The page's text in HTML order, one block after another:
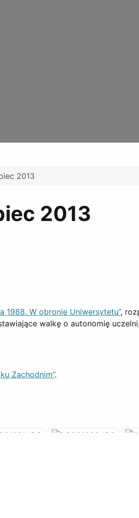
2013
2013
1988. W obronie Uniwersytetu”,
walkę o autonomię
Zachodnim”.